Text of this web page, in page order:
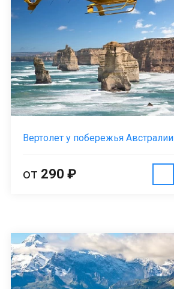
Вертолет у побережья Австралии
от 290 ₽